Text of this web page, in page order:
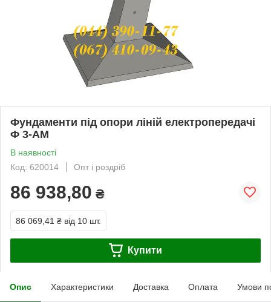
Фундаменти під опори ліній електропередачі
Ф 3-АМ
В наявності
Код: 620014
Опт і роздріб
86 938,80 ₴
86 069,41 ₴ від 10 шт.
Купити
Опис Характеристики Доставка Оплата Умови